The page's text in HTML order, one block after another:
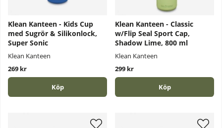
Klean Kanteen - Kids Cup
med Sugrör & Silikonlock,
Super Sonic
Klean Kanteen
269 kr
Köp
Klean Kanteen - Classic
w/Flip Seal Sport Cap,
Shadow Lime, 800 ml
Klean Kanteen
299 kr
Köp